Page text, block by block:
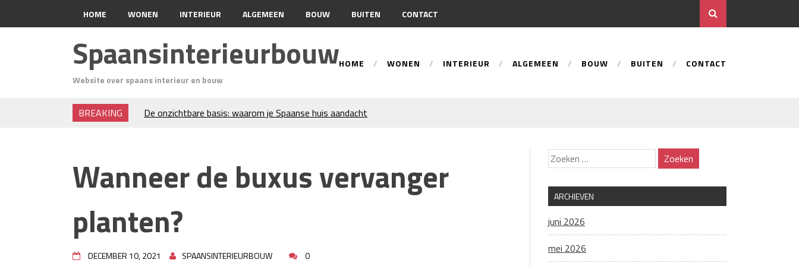
HOME WONEN INTERIEUR ALGEMEEN BOUW BUITEN CONTACT
Spaansinterieurbouw
Website over spaans interieur en bouw
HOME WONEN INTERIEUR ALGEMEEN BOUW BUITEN CONTACT
BREAKING
De onzichtbare basis: waarom je Spaanse huis aandacht
Waar let je op bij het kiezen van gevelreiniging?
Projectinrichting voor kantoren: hoe werkt dat?
isolatie
Grond kopen of verkopen Noord-Holland
Optimaal Presteert
Wanneer de buxus vervanger
planten?
DECEMBER 10, 2021 SPAANSINTERIEURBOUW 0
ARCHIEVEN
juni 2026
mei 2026